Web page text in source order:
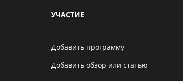
УЧАСТИЕ
Добавить программу
Добавить обзор или статью